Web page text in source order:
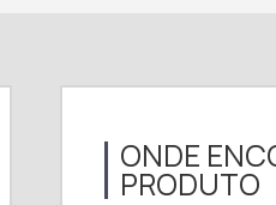
ONDE
PRODUTO